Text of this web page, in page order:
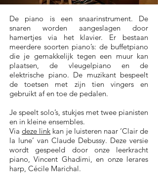
De piano is een snaarinstrument. De
snaren worden aangeslagen door
hamertjes via het klavier. Er bestaan
meerdere soorten piano’s: de buffetpiano
die je gemakkelijk tegen een muur kan
plaatsen, de vleugelpiano en de
elektrische piano. De muzikant bespeelt
de toetsen met zijn tien vingers en
gebruikt af en toe de pedalen.
Je speelt solo’s, stukjes met twee pianisten
en in kleine ensembles.
Viadeze link kan je luisteren naar ‘Clair de
la lune’ van Claude Debussy. Deze versie
wordt gespeeld door onze leerkracht
piano, Vincent Ghadimi, en onze lerares
harp, Cécile Marichal.